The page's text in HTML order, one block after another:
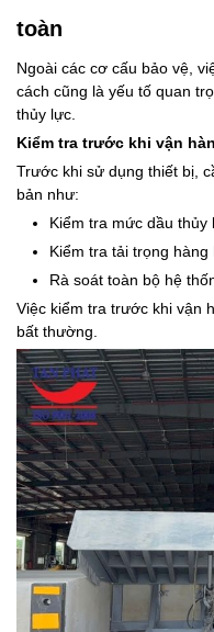
toàn
Ngoài các cơ cấu bảo vệ,
cách cũng là yếu tố quan
thủy lực
Kiểm tra trước khi vận
Trước khi sử dụng thiết bị,
bản như:
Kiểm tra mức dầu thủy
Kiểm tra tải trọng hàng
Rà soát toàn bộ hệ
Việc kiểm tra trước khi vận
bất thường.